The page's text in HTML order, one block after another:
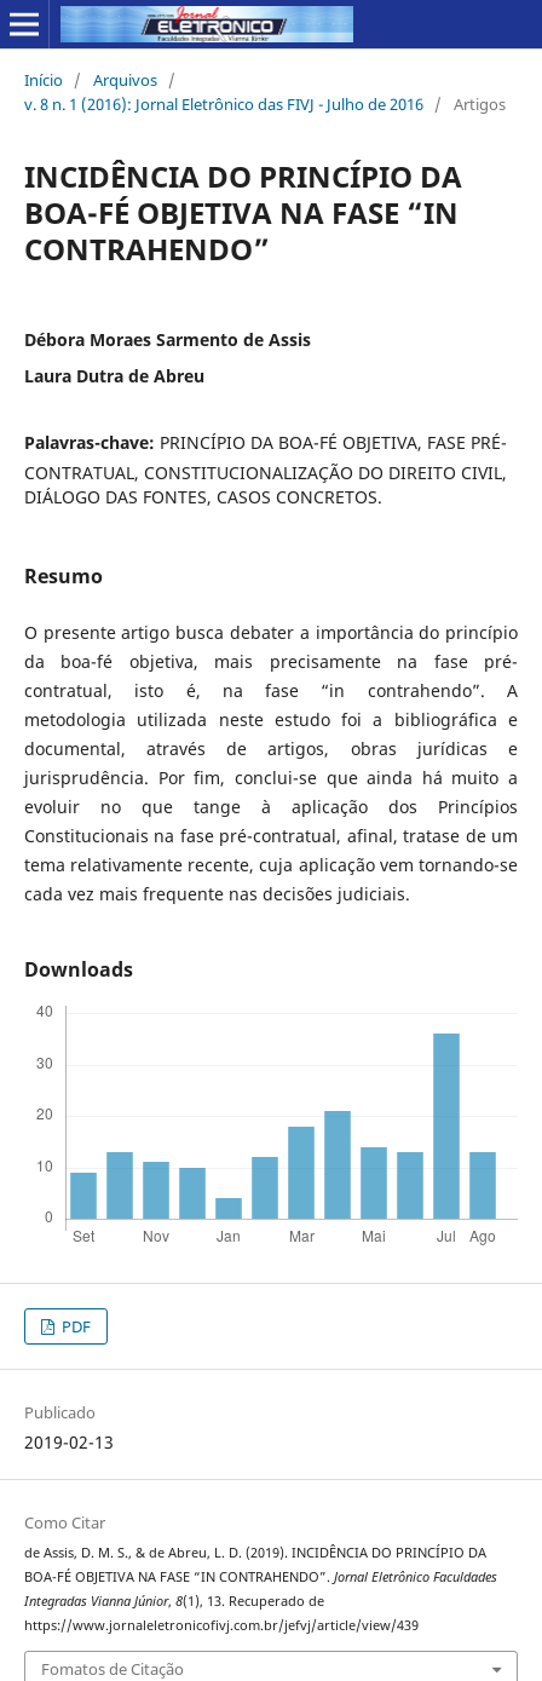
Início / Arquivos /
v. 8 n. 1 (2016): Jornal Eletrônico das FIVJ - Julho de 2016 / Artigos
INCIDÊNCIA DO PRINCÍPIO DA
BOA-FÉ OBJETIVA NA FASE “IN
CONTRAHENDO”
Débora Moraes Sarmento de Assis
Laura Dutra de Abreu
Palavras-chave: PRINCÍPIO DA BOA-FÉ OBJETIVA, FASE PRÉ-
CONTRATUAL, CONSTITUCIONALIZAÇÃO DO DIREITO CIVIL,
DIÁLOGO DAS FONTES, CASOS CONCRETOS.
Resumo
O presente artigo busca debater a importância do princípio
da boa-fé objetiva, mais precisamente na fase pré-
contratual, isto é, na fase “in contrahendo”. A
metodologia utilizada neste estudo foi a bibliográfica e
documental, através de artigos, obras jurídicas e
jurisprudência. Por fim, conclui-se que ainda há muito a
evoluir no que tange à aplicação dos Princípios
Constitucionais na fase pré-contratual, afinal, tratase de um
tema relativamente recente, cuja aplicação vem tornando-se
cada vez mais frequente nas decisões judiciais.
Downloads
PDF
Publicado
2019-02-13
Como Citar
de Assis, D. M. S., & de Abreu, L. D. (2019). INCIDÊNCIA DO PRINCÍPIO DA
BOA-FÉ OBJETIVA NA FASE “IN CONTRAHENDO”. Jornal Eletrônico Faculdades
Integradas Vianna Júnior, 8(1), 13. Recuperado de
https://www.jornaleletronicofivj.com.br/jefvj/article/view/439
Fomatos de Citação